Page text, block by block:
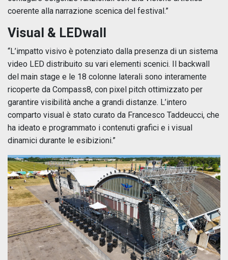
coerente alla narrazione scenica del festival.”
Visual & LEDwall
“L’impatto visivo è potenziato dalla presenza di un sistema
video LED distribuito su vari elementi scenici. Il backwall
del main stage e le 18 colonne laterali sono interamente
ricoperte da Compass8, con pixel pitch ottimizzato per
garantire visibilità anche a grandi distanze. L’intero
comparto visual è stato curato da Francesco Taddeucci, che
ha ideato e programmato i contenuti grafici e i visual
dinamici durante le esibizioni.”